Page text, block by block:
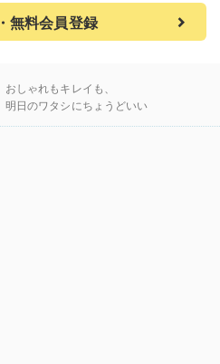
無料会員登録
おしゃれもキレイも、
明日のワタシにちょうどいい